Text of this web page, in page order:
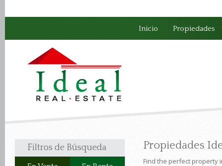
Inicio Propiedades
Filtros de Búsqueda Propiedades
Find the perfect property